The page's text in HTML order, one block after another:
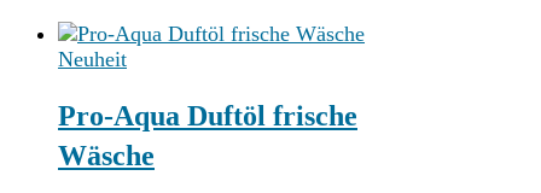
Neuheit
Pro-Aqua Duftöl frische
Wäsche